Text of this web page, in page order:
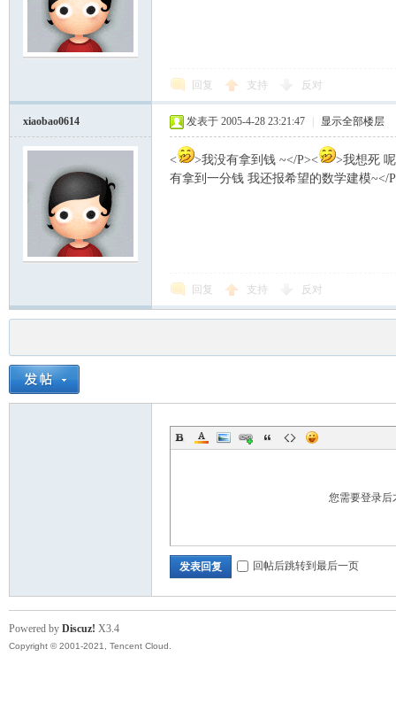
回复 支持 反对
xiaobao0614 发表于 2005-4-28 23:21:47 显示全部楼层
< >我没有拿到钱 ~</P><
>我想死
有拿到一分钱 我还报希望的数学建模~</
回复 支持 反对
您需要登录
发表回复 回帖后跳转到最后一页
Powered by Discuz! X3.4
Copyright © 2001-2021, Tencent Cloud.